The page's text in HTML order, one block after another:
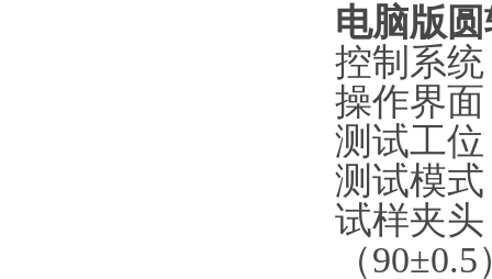
电脑版
控制系统
操作界
测试工
测试模
试样夹头
（